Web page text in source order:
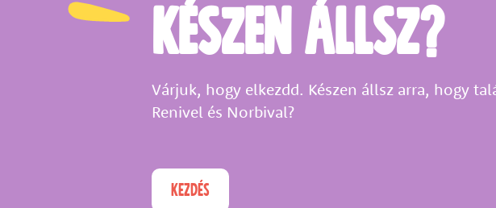
Készen állsz?
Várjuk, hogy elkezdd. Készen állsz arra, hogy
Renivel és Norbival?
KEZDÉS